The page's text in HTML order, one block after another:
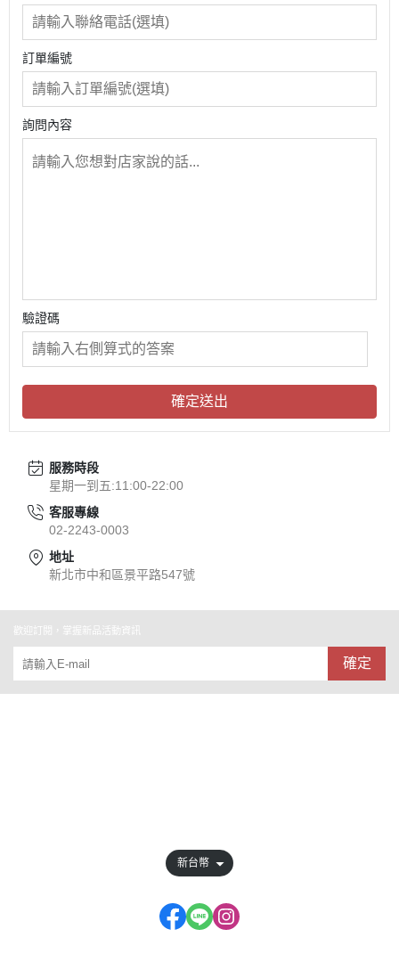
訂單編號
詢問內容
驗證碼
確定送出
服務時段
星期一到五:11:00-22:00
客服專線
02-2243-0003
地址
新北市中和區景平路547號
歡迎訂閱，掌握新品活動資訊
確定
新台幣